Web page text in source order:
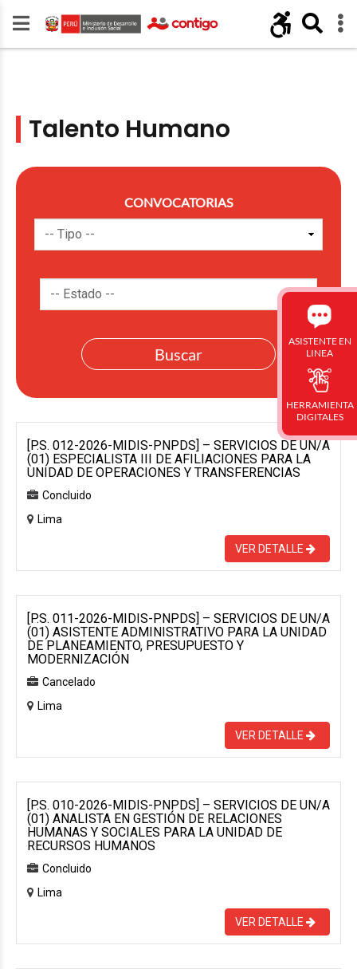
Talento Humano
CONVOCATORIAS
[P.S. 012-2026-MIDIS-PNPDS] – SERVICIOS DE UN/A
(01) ESPECIALISTA III DE AFILIACIONES PARA LA
UNIDAD DE OPERACIONES Y TRANSFERENCIAS
Concluido
Lima
VER DETALLE
[P.S. 011-2026-MIDIS-PNPDS] – SERVICIOS DE UN/A
(01) ASISTENTE ADMINISTRATIVO PARA LA UNIDAD
DE PLANEAMIENTO, PRESUPUESTO Y
MODERNIZACIÓN
Cancelado
Lima
VER DETALLE
[P.S. 010-2026-MIDIS-PNPDS] – SERVICIOS DE UN/A
(01) ANALISTA EN GESTIÓN DE RELACIONES
HUMANAS Y SOCIALES PARA LA UNIDAD DE
RECURSOS HUMANOS
Concluido
Lima
VER DETALLE
ASISTENTE EN
LINEA
HERRAMIENTA
DIGITALES